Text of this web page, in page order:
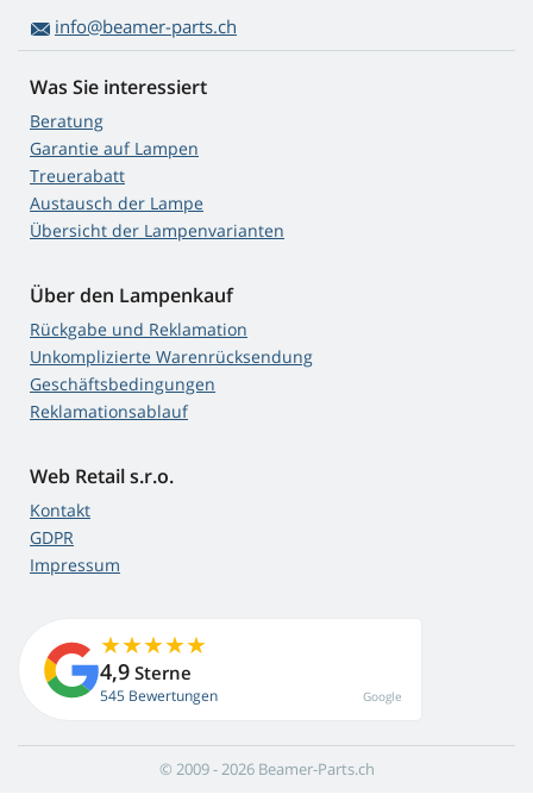
info@beamer-parts.ch
Was Sie interessiert
Beratung
Garantie auf Lampen
Treuerabatt
Austausch der Lampe
Übersicht der Lampenvarianten
Über den Lampenkauf
Rückgabe und Reklamation
Unkomplizierte Warenrücksendung
Geschäftsbedingungen
Reklamationsablauf
Web Retail s.r.o.
Kontakt
GDPR
Impressum
4,9 Sterne
545 Bewertungen Google
© 2009 - 2026 Beamer-Parts.ch